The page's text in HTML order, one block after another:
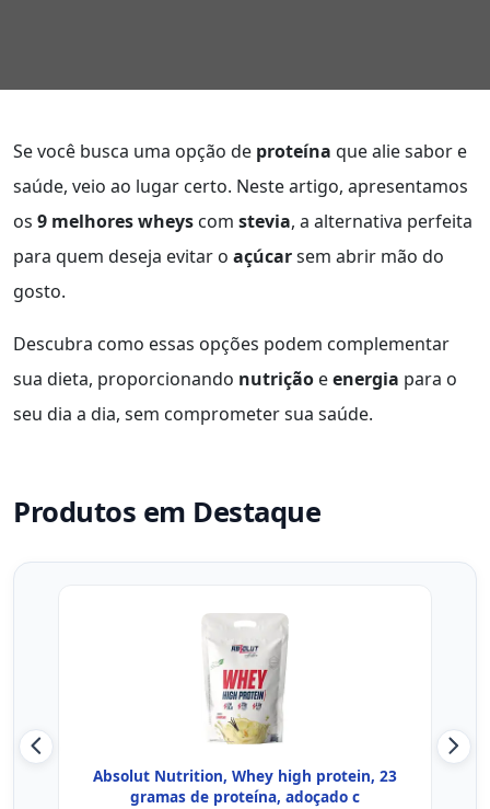
Se você busca uma opção de proteína que alie sabor e
saúde, veio ao lugar certo. Neste artigo, apresentamos
os 9 melhores wheys com stevia, a alternativa perfeita
para quem deseja evitar o açúcarsem abrir mão do
gosto.
Descubra como essas opções podem complementar
sua dieta, proporcionando nutrição eenergia para o
seu dia a dia, sem comprometer sua saúde.
Produtos em Destaque
Absolut Nutrition, Whey high protein, 23
gramas de proteína, adoçado c